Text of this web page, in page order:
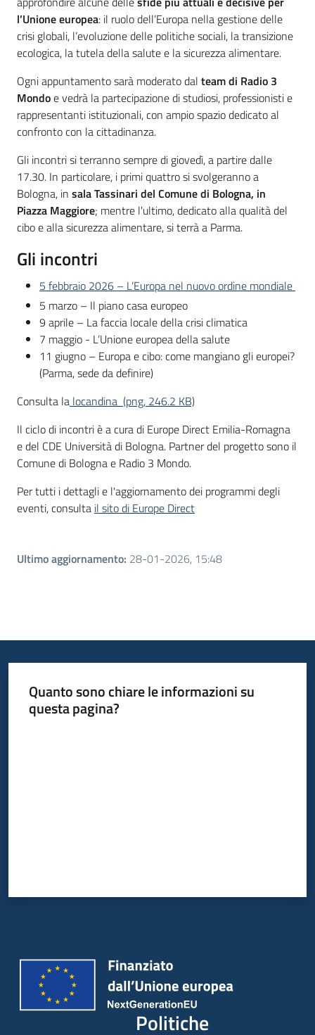
valutazione
Seguici
su
l’Unione europea: il ruolo dell’Europa nella gestione delle
crisi globali, l’evoluzione delle politiche sociali, la transizione
ecologica, la tutela della salute e la sicurezza alimentare.
Ogni appuntamento sarà moderato dal team di Radio 3
Mondoe vedrà la partecipazione di studiosi, professionisti e
rappresentanti istituzionali, con ampio spazio dedicato al
confronto con la cittadinanza.
Gli incontri si terranno sempre di giovedì, a partire dalle
17.30. In particolare, i primi quattro si svolgeranno a
Bologna, in sala Tassinari del Comune di Bologna, in
Piazza Maggiore; mentre l'ultimo, dedicato alla qualità del
cibo e alla sicurezza alimentare, si terrà a Parma.
Gli incontri
5 febbraio 2026 – L’Europa nel nuovo ordine mondiale
5 marzo – Il piano casa europeo
9 aprile – La faccia locale della crisi climatica
7 maggio - L’Unione europea della salute
11 giugno – Europa e cibo: come mangiano gli europei?
(Parma, sede da definire)
Consulta la locandina (png, 246.2 KB)
Il ciclo di incontri è a cura di Europe Direct Emilia-Romagna
e del CDE Università di Bologna. Partner del progetto sono il
Comune di Bologna e Radio 3 Mondo.
Per tutti i dettagli e l'aggiornamento dei programmi degli
eventi, consulta il sito di Europe Direct
Ultimo aggiornamento: 28-01-2026, 15:48
Quanto sono chiare le informazioni su
questa pagina?
Politiche